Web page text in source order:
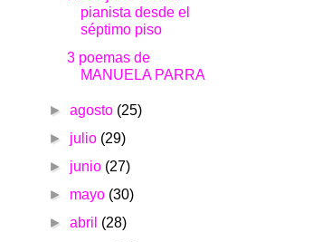
pianista desde el
séptimo piso
3 poemas de
MANUELA PARRA
►agosto (25)
► julio (29)
► junio (27)
► mayo (30)
►abril (28)